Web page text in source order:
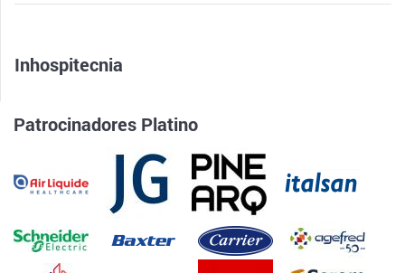
Inhospitecnia
Patrocinadores Platino